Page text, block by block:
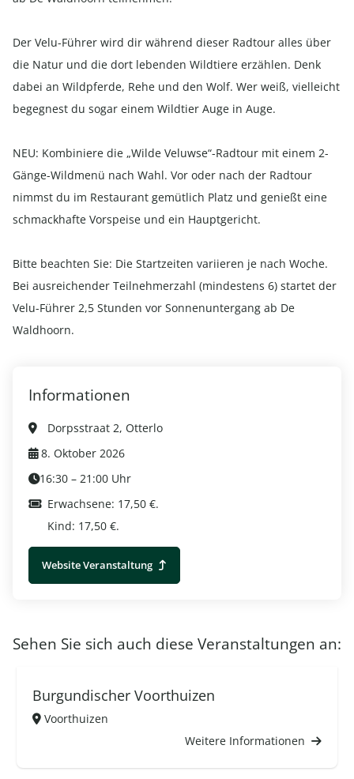
Der Velu-Führer wird dir während dieser Radtour alles über
die Natur und die dort lebenden Wildtiere erzählen. Denk
dabei an Wildpferde, Rehe und den Wolf. Wer weiß, vielleicht
begegnest du sogar einem Wildtier Auge in Auge.
NEU: Kombiniere die „Wilde Veluwse“-Radtour mit einem 2-
Gänge-Wildmenü nach Wahl. Vor oder nach der Radtour
nimmst du im Restaurant gemütlich Platz und genießt eine
schmackhafte Vorspeise und ein Hauptgericht.
Bitte beachten Sie: Die Startzeiten variieren je nach Woche.
Bei ausreichender Teilnehmerzahl (mindestens 6) startet der
Velu-Führer 2,5 Stunden vor Sonnenuntergang ab De
Waldhoorn.
Informationen
Dorpsstraat 2, Otterlo
8. Oktober 2026
16:30 – 21:00 Uhr
Erwachsene: 17,50 €.
Kind: 17,50 €.
Website Veranstaltung
Sehen Sie sich auch diese Veranstaltungen an:
Burgundischer Voorthuizen
Voorthuizen
Weitere Informationen